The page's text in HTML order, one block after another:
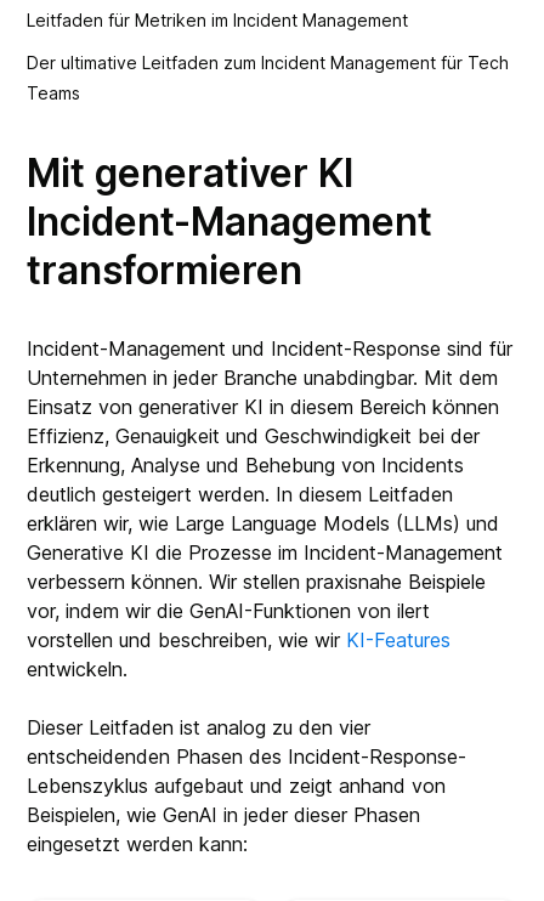
Leitfaden für Metriken im Incident Management
Der ultimative Leitfaden zum Incident Management für Tech
Teams
Mit generativer KI
Incident-Management
transformieren
Incident-Management und Incident-Response sind für
Unternehmen in jeder Branche unabdingbar. Mit dem
Einsatz von generativer KI in diesem Bereich können
Effizienz, Genauigkeit und Geschwindigkeit bei der
Erkennung, Analyse und Behebung von Incidents
deutlich gesteigert werden. In diesem Leitfaden
erklären wir, wie Large Language Models (LLMs) und
Generative KI die Prozesse im Incident-Management
verbessern können. Wir stellen praxisnahe Beispiele
vor, indem wir die GenAI-Funktionen von ilert
vorstellen und beschreiben, wie wir KI-Features
entwickeln.
Dieser Leitfaden ist analog zu den vier
entscheidenden Phasen des Incident-Response-
Lebenszyklus aufgebaut und zeigt anhand von
Beispielen, wie GenAI in jeder dieser Phasen
eingesetzt werden kann: